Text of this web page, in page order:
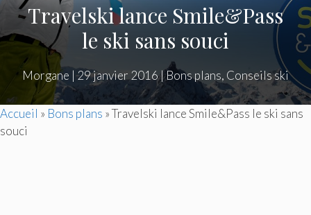
Travelski lance Smile&Pass
le ski sans souci
Morgane |29 janvier 2016|Bons plans, Conseils ski
Accueil » Bons plans »Travelski lance Smile&Pass le ski sans
souci